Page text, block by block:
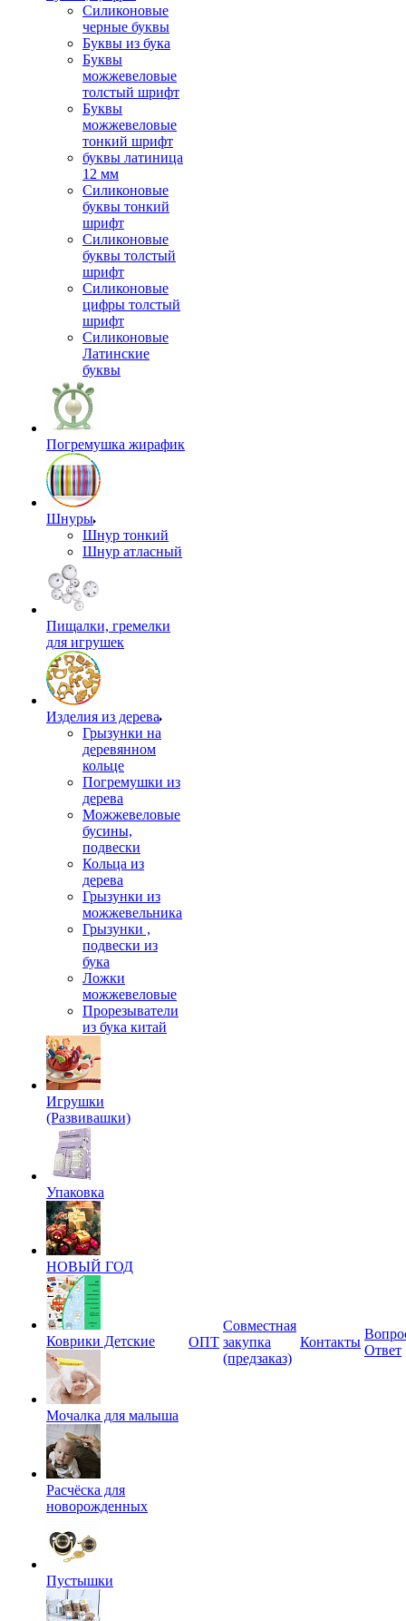
Силиконовые
черные буквы
Буквы из бука
Буквы
можжевеловые
толстый шрифт
Буквы
можжевеловые
тонкий шрифт
буквы латиница
12 мм
Силиконовые
буквы тонкий
шрифт
Силиконовые
буквы толстый
шрифт
Силиконовые
цифры толстый
шрифт
Силиконовые
Латинские
буквы
Погремушка жирафик
Шнуры
Шнур тонкий
Шнур атласный
Пищалки, гремелки
для игрушек
Изделия из дерева
Грызунки на
деревянном
кольце
Погремушки из
дерева
Можжевеловые
бусины,
подвески
Кольца из
дерева
Грызунки из
можжевельника
Грызунки ,
подвески из
бука
Ложки
можжевеловые
Прорезыватели
из бука китай
Игрушки
(Развивашки)
Упаковка
НОВЫЙ ГОД
Коврики Детские
Мочалка для малыша
Расчёска для
новорожденных
Пустышки
ОПТ
Совместная
закупка
(предзаказ)
Контакты
Ответ